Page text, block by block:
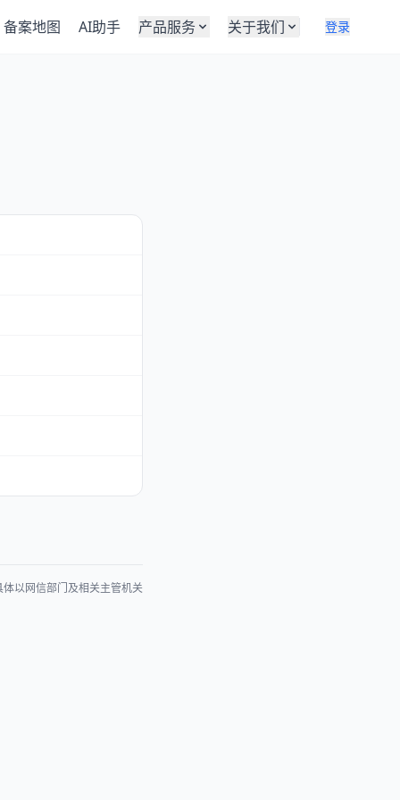
备案地图 AI助手 产品服务 关于我们 登录
以网信部门及相关主管机关